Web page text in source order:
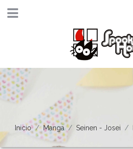
Inicio Manga Seinen - Josei